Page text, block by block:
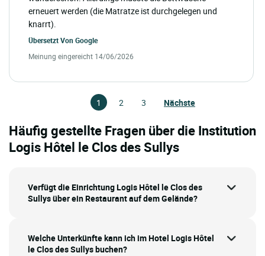
erneuert werden (die Matratze ist durchgelegen und
knarrt).
Übersetzt Von Google
Meinung eingereicht 14/06/2026
1 2 3 Nächste
Häufig gestellte Fragen über die Institution
Logis Hôtel le Clos des Sullys
Verfügt die Einrichtung Logis Hôtel le Clos des
Sullys über ein Restaurant auf dem Gelände?
Welche Unterkünfte kann ich im Hotel Logis Hôtel
le Clos des Sullys buchen?